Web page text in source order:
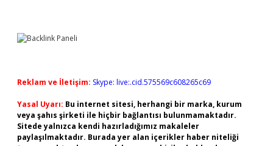
Reklam ve İletişim: Skype: live:.cid.575569c608265c69
Yasal Uyarı: Bu internet sitesi, herhangi bir marka, kurum
veya şahıs şirketi ile hiçbir bağlantısı bulunmamaktadır.
Sitede yalnızca kendi hazırladığımız makaleler
paylaşılmaktadır. Burada yer alan içerikler haber niteliği